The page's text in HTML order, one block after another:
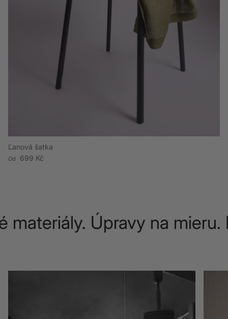
Ľanová šatka
Bežná cena
Od 699 Kč
Úpravy na mieru.